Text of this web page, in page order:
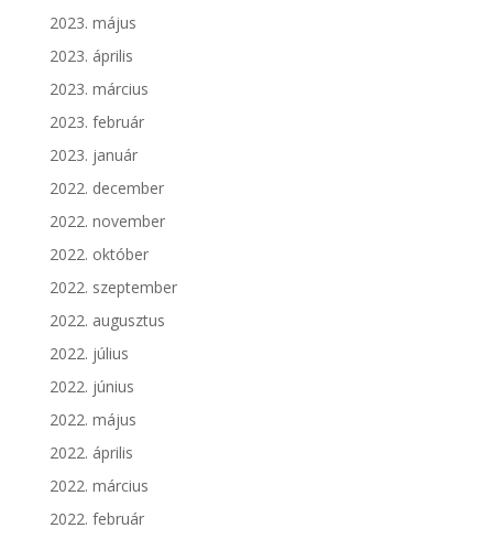
2023. május
2023. április
2023. március
2023. február
2023. január
2022. december
2022. november
2022. október
2022. szeptember
2022. augusztus
2022. július
2022. június
2022. május
2022. április
2022. március
2022. február